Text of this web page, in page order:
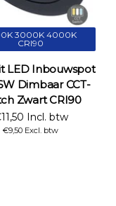
3000K 4000K
CRI90
LED Inbouwspot
Dimbaar CCT-
Zwart CRI90
Incl. btw
€9,50 Excl. btw